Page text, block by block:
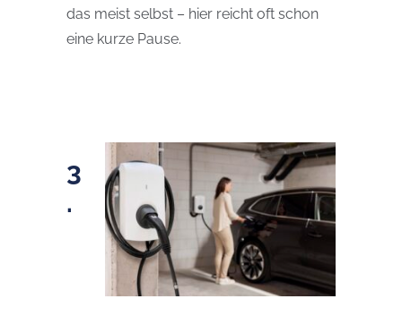
das meist selbst – hier reicht oft schon
eine kurze Pause.
3
.